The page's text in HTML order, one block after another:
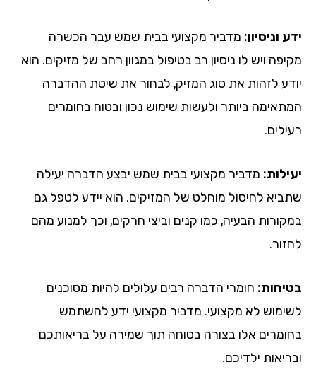
ידע וניסיון: מדביר מקצועי בבית שמש עבר הכשרה
מקיפה ויש לו ניסיון רב בטיפול במגוון רחב של מזיקים. הוא
יודע לזהות את סוג המזיק, לבחור את שיטת ההדברה
המתאימה ביותר ולעשות שימוש נכון ובטוח בחומרים
רעילים.
יעילות: מדביר מקצועי בבית שמש יבצע הדברה יעילה
שתביא לחיסול מוחלט של המזיקים. הוא יידע לטפל גם
במקורות הבעיה, כמו קנים וביצי חרקים, וכך למנוע מהם
לחזור.
בטיחות: חומרי הדברה רבים עלולים להיות מסוכנים
לשימוש לא מקצועי. מדביר מקצועי ידע להשתמש
בחומרים אלו בצורה בטוחה תוך שמירה על בריאותכם
ובריאות ילדיכם.